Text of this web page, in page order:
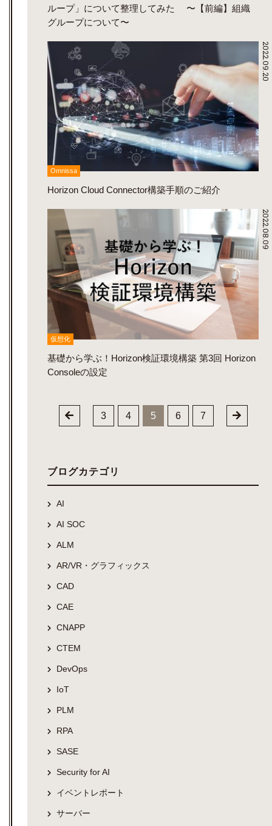
ループ」について整理してみた 〜【前編】組織
グループについて〜
2022.09.20
Omnissa
Horizon Cloud Connector構築手順のご紹介
2022.08.09
仮想化
基礎から学ぶ！Horizon検証環境構築 第3回 Horizon
Consoleの設定
3 4 5 6 7
ブログカテゴリ
AI
AI SOC
ALM
AR/VR・グラフィックス
CAD
CAE
CNAPP
CTEM
DevOps
IoT
PLM
RPA
SASE
Security for AI
イベントレポート
サーバー